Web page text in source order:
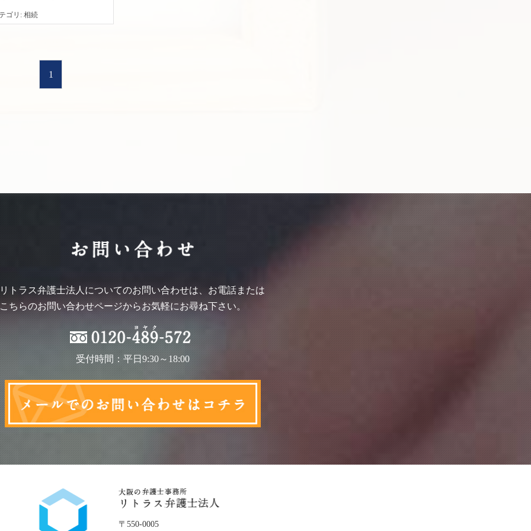
ゴリ 相続
1
トラス弁護士法人についてのお問い合わせは、お電話または
ちらのお問い合わせページからお気軽にお尋ね下さい。
受付時間：平日9:30～18:00
〒550-0005